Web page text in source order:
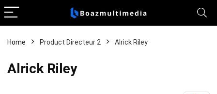
Home Product Directeur 2 Alrick Riley
Alrick Riley